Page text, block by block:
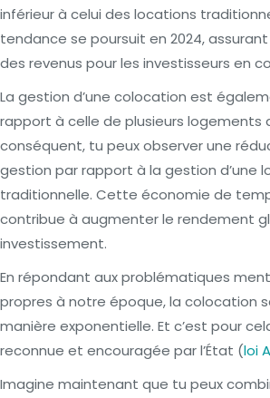
inférieur à celui des locations
tendance se poursuit en 2024,
des revenus pour les investisseurs en
La gestion d’une colocation est
rapport à celle de plusieurs logements
conséquent, tu peux observer une
gestion par rapport à la gestion d’une
traditionnelle. Cette économie de
contribue à augmenter le rendement
investissement.
En répondant aux problématiques
propres à notre époque, la colocation
manière exponentielle. Et c’est pour
reconnue et encouragée par l’État (loi
Imagine maintenant que tu peux